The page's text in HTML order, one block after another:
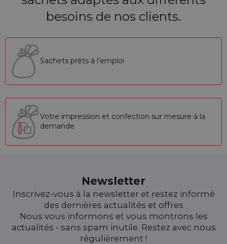
besoins de nos clients.
Sachets prêts à l’emploi
Votre impression et confection sur mesure à la
demande
Newsletter
Inscrivez-vous à la newsletter et restez informé
des dernières actualités et offres
Nous vous informons et vous montrons les
actualités - sans spam inutile. Restez avec nous
régulièrement !